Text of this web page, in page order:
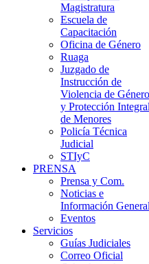
Magistratura
Escuela de
Capacitación
Oficina de Género
Ruaga
Juzgado de
Instrucción de
Violencia de Género
y Protección Integral
de Menores
Policía Técnica
Judicial
STIyC
PRENSA
Prensa y Com.
Noticias e
Información General
Eventos
Servicios
Guías Judiciales
Correo Oficial